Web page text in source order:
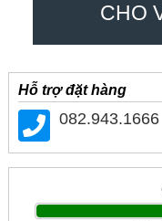
CHO
Hỗ trợ đặt hàng
082.943.1666
|